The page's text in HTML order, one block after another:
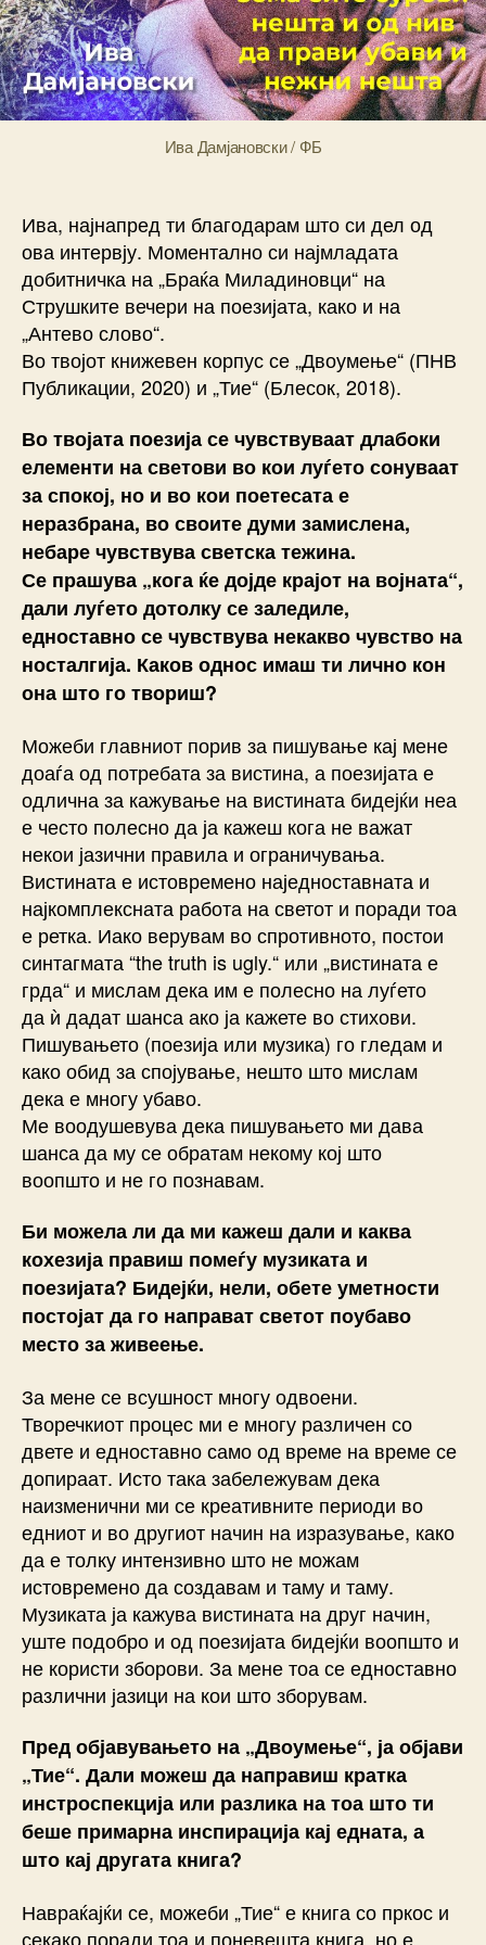
a
Ива Дамјановски / ФБ
Ива, најнапред ти благодарам што си дел од
ова интервју. Моментално си најмладата
добитничка на „Браќа Миладиновци“ на
Струшките вечери на поезијата, како и на
„Антево слово“.
Во твојот книжевен корпус се „Двоумење“ (ПНВ
Публикации, 2020) и „Тие“ (Блесок, 2018).
Во твојата поезија се чувствуваат длабоки
елементи на светови во кои луѓето сонуваат
за спокој, но и во кои поетесата е
неразбрана, во своите думи замислена,
небаре чувствува светска тежина.
Се прашува „кога ќе дојде крајот на војната“,
дали луѓето дотолку се заледиле,
едноставно се чувствува некакво чувство на
носталгија. Каков однос имаш ти лично кон
она што го твориш?
Можеби главниот порив за пишување кај мене
доаѓа од потребата за вистина, а поезијата е
одлична за кажување на вистината бидејќи неа
е често полесно да ја кажеш кога не важат
некои јазични правила и ограничувања.
Вистината е истовремено наједноставната и
најкомплексната работа на светот и поради тоа
е ретка. Иако верувам во спротивното, постои
синтагмата “the truth is ugly.“ или „вистината е
грда“ и мислам дека им е полесно на луѓето
да ѝ дадат шанса ако ја кажете во стихови.
Пишувањето (поезија или музика) го гледам и
како обид за спојување, нешто што мислам
дека е многу убаво.
Ме воодушевува дека пишувањето ми дава
шанса да му се обратам некому кој што
воопшто и не го познавам.
Би можела ли да ми кажеш дали и каква
кохезија правиш помеѓу музиката и
поезијата? Бидејќи, нели, обете уметности
постојат да го направат светот поубаво
место за живеење.
За мене се всушност многу одвоени.
Творечкиот процес ми е многу различен со
двете и едноставно само од време на време се
допираат. Исто така забележувам дека
наизменични ми се креативните периоди во
едниот и во другиот начин на изразување, како
да е толку интензивно што не можам
истовремено да создавам и таму и таму.
Музиката ја кажува вистината на друг начин,
уште подобро и од поезијата бидејќи воопшто и
не користи зборови. За мене тоа се едноставно
различни јазици на кои што зборувам.
Пред објавувањето на „Двоумење“, ја објави
„Тие“. Дали можеш да направиш кратка
инстроспекција или разлика на тоа што ти
беше примарна инспирација кај едната, а
што кај другата книга?
Навраќајќи се, можеби „Тие“ е книга со пркос и
секако поради тоа и поневешта книга, но е